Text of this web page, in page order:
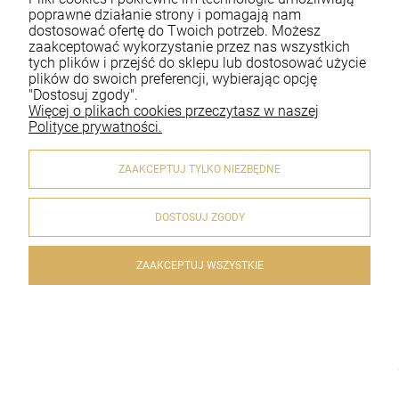
Moje konto
Płatności i dostawa
Informacje
O nas
© 2020 artykulyreligijne.pl . Wszelkie prawa zastrzeżone.
Styl graficzny i aplikacje ShopGadget.pl
Sklep internetowy
poprawne działanie strony i pomagają nam
dostosować ofertę do Twoich potrzeb. Możesz
zaakceptować wykorzystanie przez nas wszystkich
tych plików i przejść do sklepu lub dostosować użycie
plików do swoich preferencji, wybierając opcję
"Dostosuj zgody".
Więcej o plikach cookies przeczytasz w naszej
Polityce prywatności.
ZAAKCEPTUJ TYLKO NIEZBĘDNE
DOSTOSUJ ZGODY
ZAAKCEPTUJ WSZYSTKIE